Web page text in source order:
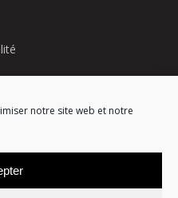
notre site web et notre